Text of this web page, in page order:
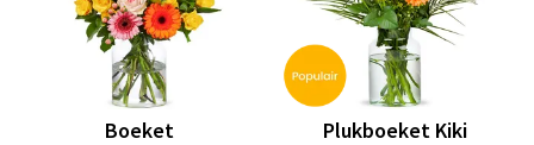
Boeket
Plukboeket Kiki